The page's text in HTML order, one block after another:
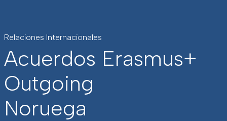
Relaciones Internacionales
Acuerdos Erasmus+
Outgoing
Noruega